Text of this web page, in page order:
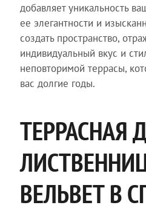
добавляет уникальность
ее элегантности и
создать пространство,
индивидуальный вкус и
неповторимой террасы,
вас долгие годы.
ТЕРРАСНАЯ
ВЕЛЬВЕТ В